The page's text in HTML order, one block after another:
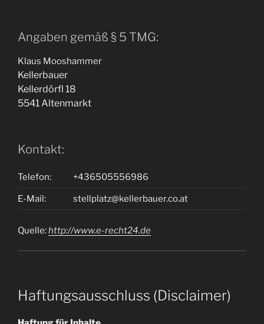
Angaben gemäß § 5 TMG:
Klaus Mooshammer
Kellerbauer
Kellerdörfl 18
5541 Altenmarkt
Kontakt:
Telefon: +436505556986
E-Mail: stellplatz@kellerbauer.co.at
Quelle:http://www.e-recht24.de
Haftungsausschluss (Disclaimer)